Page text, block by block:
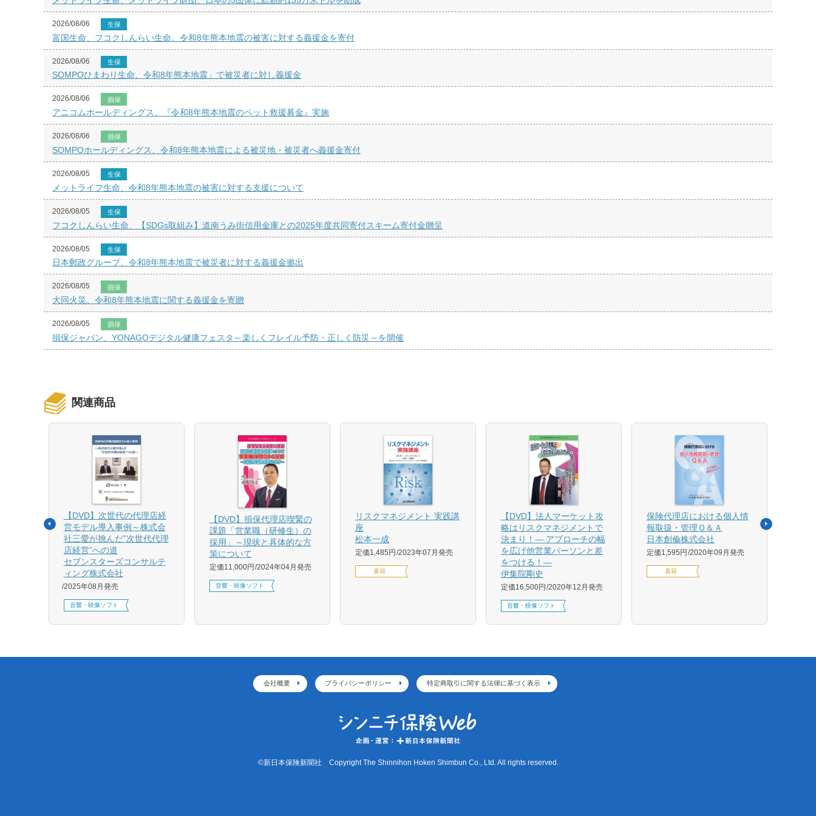
2026/08/06 生保
富国生命、フコクしんらい生命、令和8年熊本地震の被害に対する義援金を寄付
2026/08/06 生保
SOMPOひまわり生命、令和8年熊本地震」で被災者に対し義援金
2026/08/06 損保
アニコムホールディングス、『令和8年熊本地震のペット救援募金』実施
2026/08/06 損保
SOMPOホールディングス、令和8年熊本地震による被災地・被災者へ義援金寄付
2026/08/05 生保
メットライフ生命、令和8年熊本地震の被害に対する支援について
2026/08/05 生保
フコクしんらい生命、【SDGs取組み】道南うみ街信用金庫との2025年度共同寄付スキーム寄付金贈呈
2026/08/05 生保
日本郵政グループ、令和8年熊本地震で被災者に対する義援金拠出
2026/08/05 損保
大同火災、令和8年熊本地震に関する義援金を寄贈
2026/08/05 損保
損保ジャパン、YONAGOデジタル健康フェスタ～楽しくフレイル予防・正しく防災～を開催
関連商品
【DVD】次世代の代理店経
営モデル導入事例～株式会
社三愛が挑んだ”次世代代理
店経営”への道
セブンスターズコンサルテ
ィング株式会社
2025年08月発売
音響・映像ソフト
【DVD】損保代理店喫緊の
課題「営業職（研修生）の
採用」～現状と具体的な方
策について
定価11,000円 2024年04月発売
音響・映像ソフト
リスクマネジメント 実践講
座
松本一成
定価1,485円 2023年07月発売
書籍
【DVD】法人マーケット攻
略はリスクマネジメントで
決まり！― アプローチの幅
を広げ他営業パーソンと差
をつける！―
伊集院剛史
定価16,500円 2020年12月発売
音響・映像ソフト
保険代理店における個人情
報取扱・管理Ｑ＆Ａ
日本創倫株式会社
定価1,595円 2020年09月発売
書籍
会社概要 プライバシーポリシー 特定商取引に関する法律に基づく表示
©新日本保険新聞社 Copyright The Shinnihon Hoken Shimbun Co., Ltd. All rights reserved.